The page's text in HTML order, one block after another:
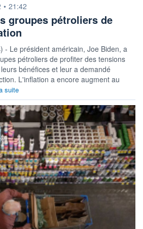
• 21:42
groupes pétroliers de
- Le président américain, Joe Biden, a
pétroliers de profiter des tensions
bénéfices et leur a demandé
L'inflation a encore augment au
suite